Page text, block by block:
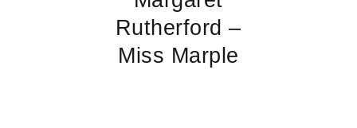
Rutherford –
Miss Marple